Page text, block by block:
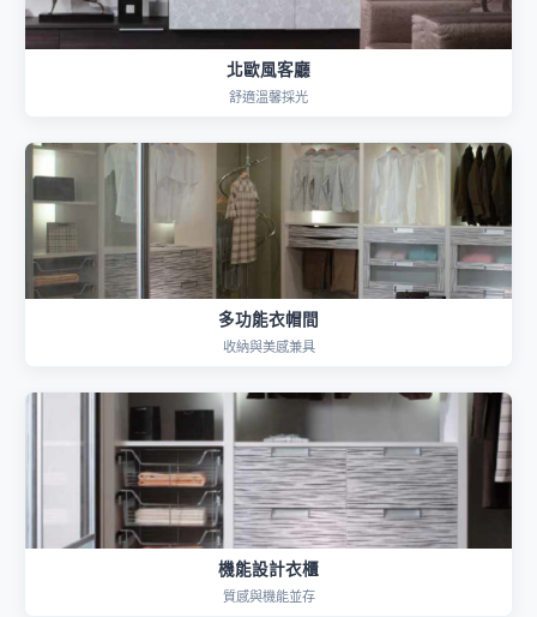
北歐風客廳
舒適溫馨採光
多功能衣帽間
收納與美感兼具
機能設計衣櫃
質感與機能並存